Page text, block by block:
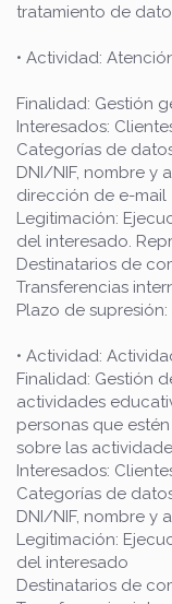
tratamiento de
• Actividad:
Finalidad: Gestión
Interesados:
Categorías de
DNI/NIF, nombre y
dirección de e-mail
Legitimación:
del interesado.
Destinatarios de
Transferencias
Plazo de
• Actividad:
Finalidad: Gestión
actividades
personas que
sobre las
Interesados:
Categorías de
DNI/NIF, nombre y
Legitimación:
del interesado
Destinatarios de